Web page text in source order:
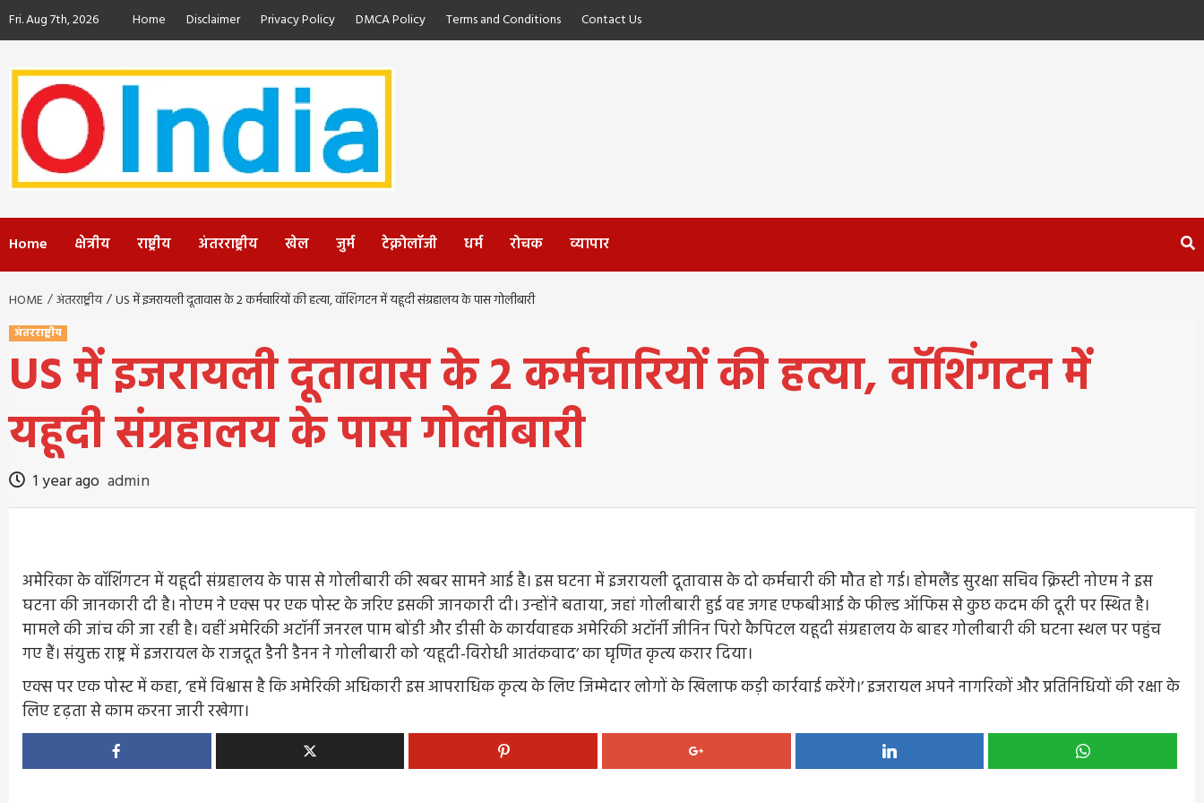
Skip
toFri. Aug 7th, 2026 Home Disclaimer Privacy Policy DMCA Policy Terms and Conditions Contact Us
Home क्षेत्रीय राष्ट्रीय अंतरराष्ट्रीय खेल जुर्म टेक्नोलॉजी धर्म रोचक व्यापार
HOME अंतरराष्ट्रीय US में इजरायली दूतावास के 2 कर्मचारियों की हत्या, वॉशिंगटन में यहूदी संग्रहालय के पास गोलीबारी
अंतरराष्ट्रीय
US में इजरायली दूतावास के 2 कर्मचारियों की हत्या, वॉशिंगटन में
यहूदी संग्रहालय के पास गोलीबारी
1 year ago admin
अमेरिका के वॉशिंगटन में यहूदी संग्रहालय के पास से गोलीबारी की खबर सामने आई है। इस घटना में इजरायली दूतावास के दो कर्मचारी की मौत हो गई। होमलैंड सुरक्षा सचिव क्रिस्टी नोएम ने इस
घटना की जानकारी दी है। नोएम ने एक्स पर एक पोस्ट के जरिए इसकी जानकारी दी। उन्होंने बताया, जहां गोलीबारी हुई वह जगह एफबीआई के फील्ड ऑफिस से कुछ कदम की दूरी पर स्थित है।
मामले की जांच की जा रही है। वहीं अमेरिकी अटॉर्नी जनरल पाम बोंडी और डीसी के कार्यवाहक अमेरिकी अटॉर्नी जीनिन पिरो कैपिटल यहूदी संग्रहालय के बाहर गोलीबारी की घटना स्थल पर पहुंच
गए हैं। संयुक्त राष्ट्र में इजरायल के राजदूत डैनी डैनन ने गोलीबारी को ‘यहूदी-विरोधी आतंकवाद’ का घृणित कृत्य करार दिया।
एक्स पर एक पोस्ट में कहा, ‘हमें विश्वास है कि अमेरिकी अधिकारी इस आपराधिक कृत्य के लिए जिम्मेदार लोगों के खिलाफ कड़ी कार्रवाई करेंगे।’ इजरायल अपने नागरिकों और प्रतिनिधियों की रक्षा के
लिए दृढ़ता से काम करना जारी रखेगा।